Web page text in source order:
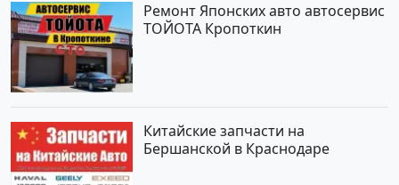
Ремонт Японских авто автосервис
ТОЙОТА Кропоткин
Китайские запчасти на
Бершанской в Краснодаре